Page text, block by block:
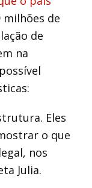
milhões de
de
na
Eles
o que
nos
Julia.